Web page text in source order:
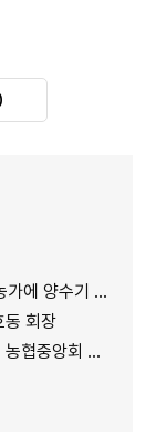
양수기 지원
동 회장
중앙회 회장